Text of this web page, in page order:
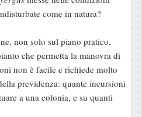
come in natura?
non solo sul piano pratico,
che permetta la manovra di
non è facile e richiede molto
previdenza: quante incursioni
a una colonia, e su quanti